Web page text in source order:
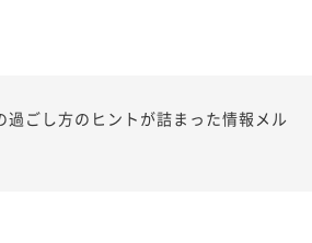
ごし方のヒントが詰まった情報メル